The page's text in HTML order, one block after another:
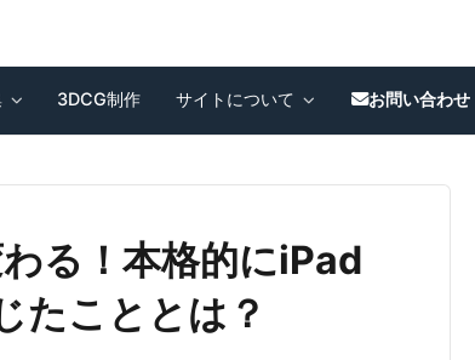
3DCG制作 サイトについて お問い合わせ
る！本格的にiPad
たこととは？